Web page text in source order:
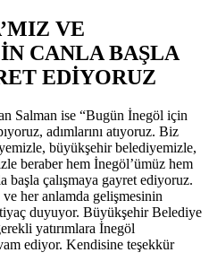
VE
CANLA BAŞLA
EDİYORUZ
Salman ise “Bugün İnegöl için
adımlarını atıyoruz. Biz
büyükşehir belediyemizle,
beraber hem İnegöl’ümüz hem
başla çalışmaya gayret ediyoruz.
her anlamda gelişmesinin
duyuyor. Büyükşehir Belediye
yatırımlara İnegöl
ediyor. Kendisine teşekkür